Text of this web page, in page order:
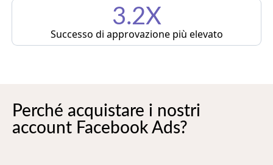
3.2X
Successo di approvazione più elevato
Perché acquistare i nostri
account Facebook Ads?